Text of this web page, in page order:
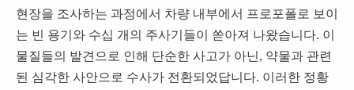
현장을 조사하는 과정에서 차량 내부에서 프로포폴로 보이
는 빈 용기와 수십 개의 주사기들이 쏟아져 나왔습니다. 이
물질들의 발견으로 인해 단순한 사고가 아닌, 약물과 관련
된 심각한 사안으로 수사가 전환되었답니다. 이러한 정황